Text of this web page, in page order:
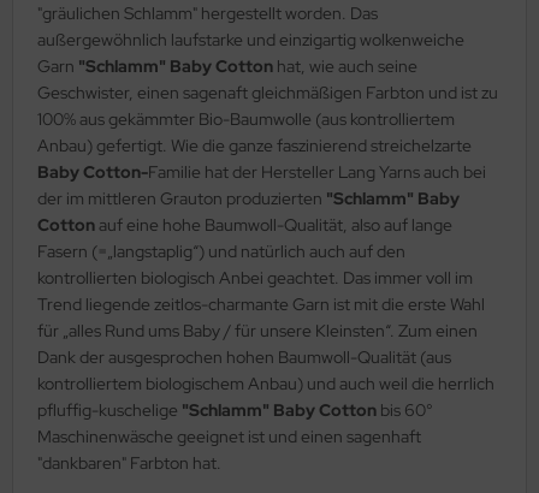
"gräulichen Schlamm" hergestellt worden. Das
außergewöhnlich laufstarke und einzigartig wolkenweiche
Garn "Schlamm" Baby Cotton hat, wie auch seine
Geschwister, einen sagenaft gleichmäßigen Farbton und istzu
100% aus gekämmter Bio-Baumwolle (aus kontrolliertem
Anbau) gefertigt. Wie die ganze faszinierend streichelzarte
Baby Cotton-Familie hat der Hersteller Lang Yarns auch bei
der im mittleren Grauton produzierten "Schlamm" Baby
Cotton auf eine hohe Baumwoll-Qualität, also auf lange
Fasern (=„langstaplig“) und natürlich auch auf den
kontrollierten biologisch Anbei geachtet. Das immer voll im
Trend liegende zeitlos-charmante Garn ist mit die erste Wahl
für „alles Rund ums Baby / für unsere Kleinsten“. Zum einen
Dank der ausgesprochen hohen Baumwoll-Qualität (aus
kontrolliertem biologischem Anbau) und auch weil die herrlich
pfluffig-kuschelige "Schlamm" Baby Cotton bis 60°
Maschinenwäsche geeignet ist und einen sagenhaft
"dankbaren" Farbton hat.